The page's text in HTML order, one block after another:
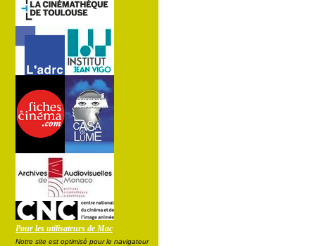
Pour les utilisateurs de Mac
Notre site est optimisé pour le navigateur